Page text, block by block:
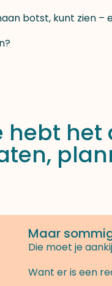
botst, kunt zien –
hebt
Maar
Die moet je
Want er is een